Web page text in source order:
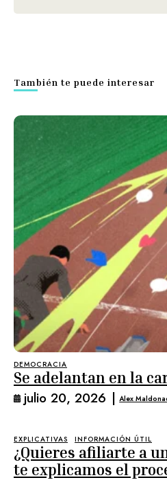
También te puede interesar
DEMOCRACIA
Se adelantan en la
julio 20, 2026 | Alex
EXPLICATIVAS INFORMACIÓN ÚTIL
¿Quieres afiliarte a
te explicamos el